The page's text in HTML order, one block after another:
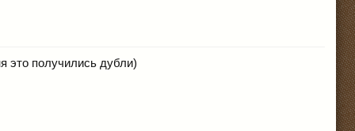
это получились дубли)